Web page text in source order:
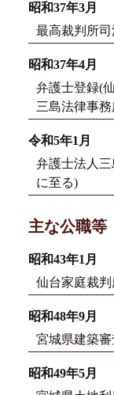
昭和37年3月
最高裁判所
昭和37年4月
弁護士登録(
三島法律事
令和5年1月
弁護士法人
に至る)
主な公職等
昭和43年1月
仙台家庭裁
昭和48年9月
宮城県建築
昭和49年5月